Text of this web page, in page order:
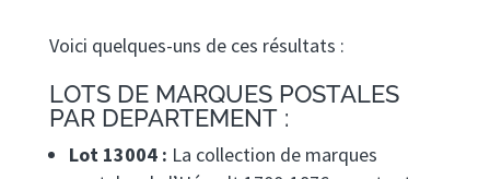
Voici quelques-uns de ces résultats :
LOTS DE MARQUES POSTALES
PAR DEPARTEMENT :
Lot 13004 : La collection de marques